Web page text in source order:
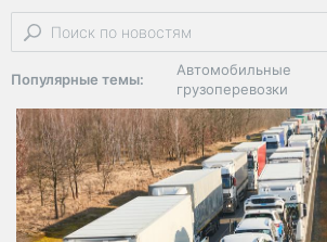
очереди на границе
Популярные темы:
Автомобильные
грузоперевозки
Региональная
логистика
ЭДО, ИТ в
логистике
Дороги,